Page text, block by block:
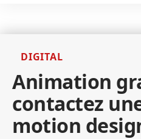
DIGITAL
Animation
contactez
motion